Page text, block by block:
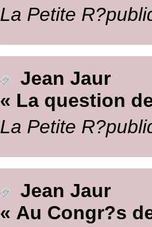
La Petite
Jean Jaur
« La question
La Petite
Jean Jaur
« Au Congr?s